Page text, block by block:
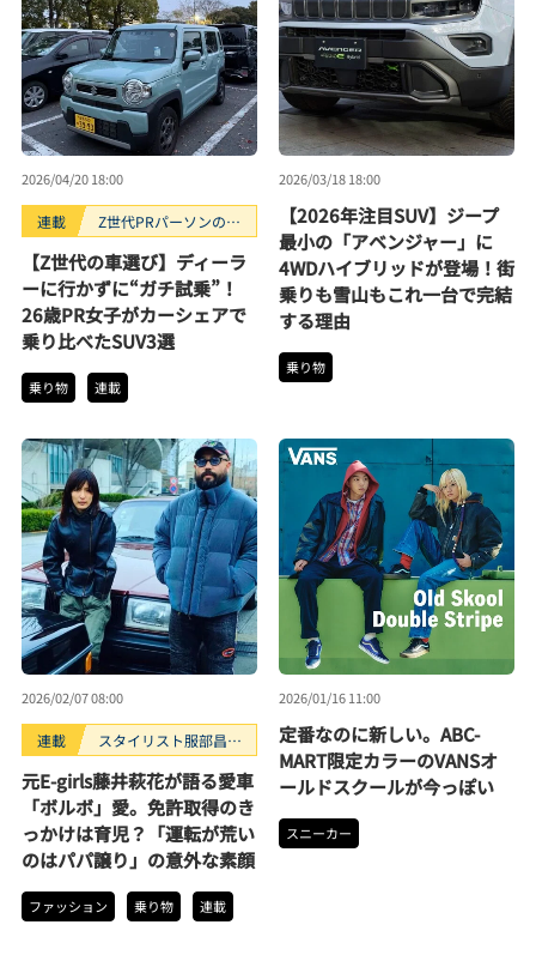
2026/04/20 18:00
連載
Z世代PRパーソンのキ
【Z世代の車選び】ディーラ
ーに行かずに“ガチ試乗”！
26歳PR女子がカーシェアで
乗り比べたSUV3選
乗り物 連載
2026/03/18 18:00
【2026年注目SUV】ジープ
最小の「アベンジャー」に
4WDハイブリッドが登場！街
乗りも雪山もこれ一台で完結
する理由
乗り物
2026/02/07 08:00
連載
スタイリスト服部昌孝
元E-girls藤井萩花が語る愛車
「ボルボ」愛。免許取得のき
っかけは育児？「運転が荒い
のはパパ譲り」の意外な素顔
ファッション 乗り物 連載
2026/01/16 11:00
定番なのに新しい。ABC-
MART限定カラーのVANSオ
ールドスクールが今っぽい
スニーカー